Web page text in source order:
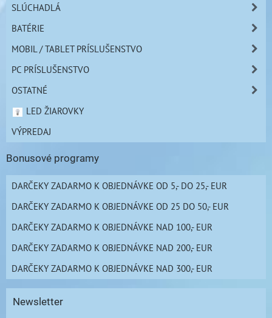
SLÚCHADLÁ
BATÉRIE
MOBIL / TABLET PRÍSLUŠENSTVO
PC PRÍSLUŠENSTVO
OSTATNÉ
LED ŽIAROVKY
VÝPREDAJ
Bonusové programy
DARČEKY ZADARMO K OBJEDNÁVKE OD 5,- DO 25,- EUR
DARČEKY ZADARMO K OBJEDNÁVKE OD 25 DO 50,- EUR
DARČEKY ZADARMO K OBJEDNÁVKE NAD 100,- EUR
DARČEKY ZADARMO K OBJEDNÁVKE NAD 200,- EUR
DARČEKY ZADARMO K OBJEDNÁVKE NAD 300,- EUR
Newsletter